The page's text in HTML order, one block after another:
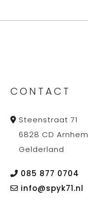
CONTACT
Steenstraat 71
6828 CD Arnhem
Gelderland
085 877 0704
info@spyk71.nl